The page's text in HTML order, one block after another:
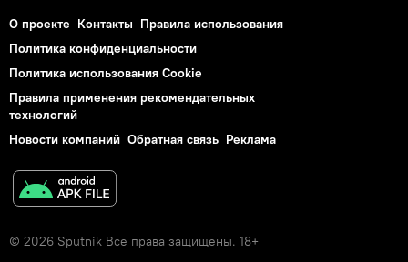
О проекте Контакты Правила использования
Политика конфиденциальности
Политика использования Cookie
Правила применения рекомендательных
технологий
Новости компаний Обратная связь Реклама
© 2026 Sputnik Все права защищены. 18+